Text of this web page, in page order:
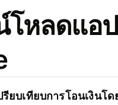
โหลดแอ
รียบเทียบการโอนเงินโ